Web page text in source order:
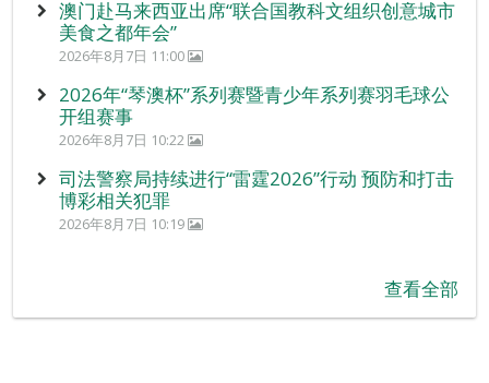
澳门赴马来西亚出席“联合国教科文组织创意城市
美食之都年会”
2026年8月7日 11:00
2026年“琴澳杯”系列赛暨青少年系列赛羽毛球公
开组赛事
2026年8月7日 10:22
司法警察局持续进行“雷霆2026”行动 预防和打击
博彩相关犯罪
2026年8月7日 10:19
查看全部